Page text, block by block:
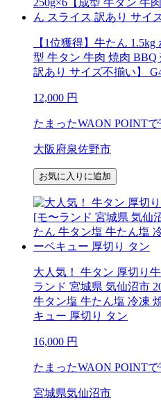
【1位獲得】牛たん
型 牛タン 牛肉 焼肉
訳あり サイズ不揃い】
12,000 円
たまったWAON POINTで
大阪府泉佐野市
お気に入りに追加
大人気！ 牛タン 厚切り
ランド 宮城県 気仙沼市
牛タン塩 牛たん塩 冷凍
キュー 厚切り タン
16,000 円
たまったWAON POINTで
宮城県気仙沼市